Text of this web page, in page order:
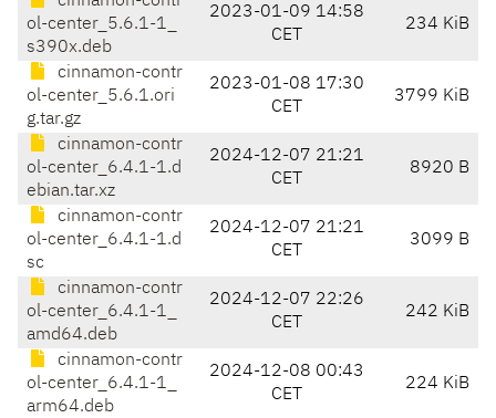
ol-center_5.6.1-1_
s390x.deb
2023-01-09 14:58
CET
234 KiB
cinnamon-contr
ol-center_5.6.1.ori
g.tar.gz
2023-01-08 17:30
CET
3799 KiB
cinnamon-contr
ol-center_6.4.1-1.d
ebian.tar.xz
2024-12-07 21:21
CET
8920 B
cinnamon-contr
ol-center_6.4.1-1.d
sc
2024-12-07 21:21
CET
3099 B
cinnamon-contr
ol-center_6.4.1-1_
amd64.deb
2024-12-07 22:26
CET
242 KiB
cinnamon-contr
ol-center_6.4.1-1_
arm64.deb
2024-12-08 00:43
CET
224 KiB